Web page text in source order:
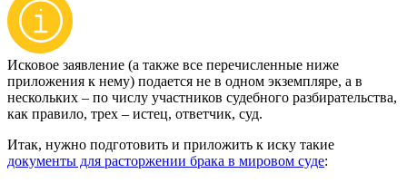
Исковое заявление (а также все перечисленные ниже
приложения к нему) подается не в одном экземпляре, а в
нескольких – по числу участников судебного разбирательства,
как правило, трех – истец, ответчик, суд.
Итак, нужно подготовить и приложить к иску такие
документы для расторжении брака в мировом суде: